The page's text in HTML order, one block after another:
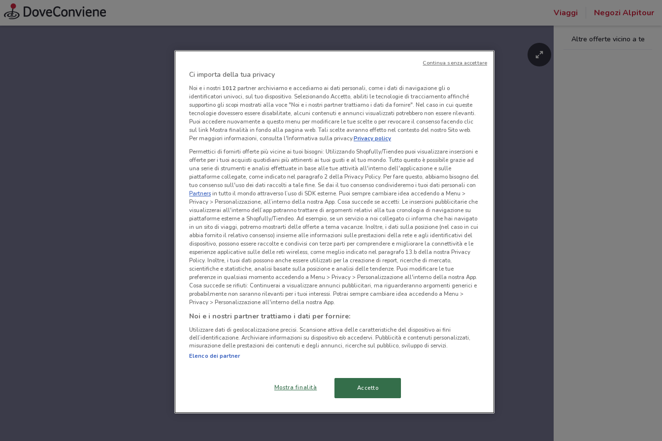
Viaggi Negozi Alpitour
Altre offerte vicino a te
Ci importa della tua privacy
Noi e i nostri 1012partner archiviamo e accediamo ai dati personali, come i dati di navigazione gli o
identificatori univoci, sul tuo dispositivo. Selezionando Accetto, abiliti le tecnologie di tracciamento affinché
supportino gli scopi mostrati alla voce "Noi e i nostri partner trattiamo i dati da fornire". Nel caso in cui queste
tecnologie dovessero essere disabilitate, alcuni contenuti e annunci visualizzati potrebbero non essere rilevanti.
Puoi accedere nuovamente a questo menu per modificare le tue scelte o per revocare il consenso facendo clic
sul link Mostra finalità in fondo alla pagina web. Tali scelte avranno effetto nel contesto del nostro Sito web.
Per maggiori informazioni, consulta l'Informativa sulla privacy.Privacy policy
Permettici di fornirti offerte più vicine ai tuoi bisogni: Utilizzando Shopfully/Tiendeo puoi visualizzare inserzioni e
offerte per i tuoi acquisti quotidiani più attinenti ai tuoi gusti e al tuo mondo. Tutto questo è possibile grazie ad
una serie di strumenti e analisi effettuate in base alle tue attività all'interno dell'applicazione e sulle
piattaforme collegate, come indicato nel paragrafo 2 della Privacy Policy. Per fare questo, abbiamo bisogno del
tuo consenso sull'uso dei dati raccolti a tale fine. Se dai il tuo consenso condivideremo i tuoi dati personali con
Partnersin tutto il mondo attraverso l’uso di SDK esterne. Puoi sempre cambiare idea accedendo a Menu >
Privacy > Personalizzazione, all’interno della nostra App. Cosa succede se accetti: Le inserzioni pubblicitarie che
visualizzerai all'interno dell’app potranno trattare di argomenti relativi alla tua cronologia di navigazione su
piattaforme esterne a Shopfully/Tiendeo. Ad esempio, se un servizio a noi collegato ci informa che hai navigato
in un sito di viaggi, potremo mostrarti delle offerte a tema vacanze. Inoltre, i dati sulla posizione (nel caso in cui
abbia fornito il relativo consenso) insieme alle informazioni sulle prestazioni della rete e agli identificativi del
dispositivo, possono essere raccolte e condivisi con terze parti per comprendere e migliorare la connettività e le
esperienze applicative sulle delle reti wireless, come meglio indicato nel paragrafo 13.b della nostra Privacy
Policy. Inoltre, i tuoi dati possono anche essere utilizzati per la creazione di report, ricerche di mercato,
scientifiche e statistiche, analisi basate sulla posizione e analisi delle tendenze. Puoi modificare le tue
preferenze in qualsiasi momento accedendo a Menu > Privacy > Personalizzazione all'interno della nostra App.
Cosa succede se rifiuti: Continuerai a visualizzare annunci pubblicitari, ma riguarderanno argomenti generici e
probabilmente non saranno rilevanti per i tuoi interessi. Potrai sempre cambiare idea accedendo a Menu >
Privacy > Personalizzazione all'interno della nostra App.
Noi e i nostri partner trattiamo i dati per fornire:
Utilizzare dati di geolocalizzazione precisi. Scansione attiva delle caratteristiche del dispositivo ai fini
dell’identificazione. Archiviare informazioni su dispositivo e/o accedervi. Pubblicità e contenuti personalizzati,
misurazione delle prestazioni dei contenuti e degli annunci, ricerche sul pubblico, sviluppo di servizi.
Elenco dei partner
Mostra finalità Accetto
Continua senza accettare